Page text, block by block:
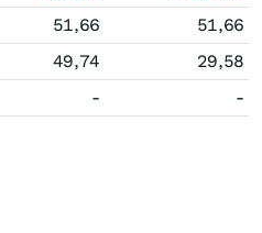
51,66
51,66
49,74
29,58
- -